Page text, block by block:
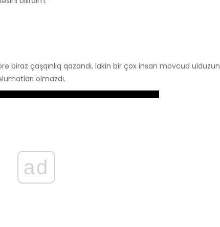
biraz çaşqınlıq qazandı, lakin bir çox insan mövcud ulduzun
olmazdı.
ad